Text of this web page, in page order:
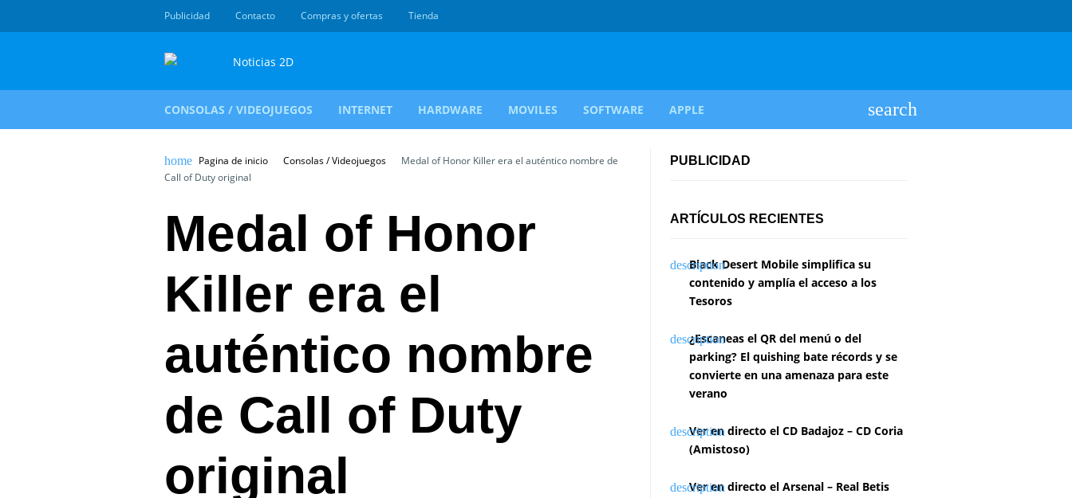
Publicidad Contacto Compras y ofertas Tienda
CONSOLAS / VIDEOJUEGOS INTERNET HARDWARE MOVILES SOFTWARE APPLE
Pagina de inicio Consolas / Videojuegos
Medal of Honor Killer era el auténtico nombre de
Call of Duty original
Medal of Honor
Killer era el
auténtico nombre
de Call of Duty
original
PUBLICIDAD
ARTÍCULOS RECIENTES
Black Desert Mobile simplifica su
contenido y amplía el acceso a los
Tesoros
¿Escaneas el QR del menú o del
parking? El quishing bate récords y se
convierte en una amenaza para este
verano
Ver en directo el CD Badajoz – CD Coria
(Amistoso)
Ver en directo el Arsenal – Real Betis